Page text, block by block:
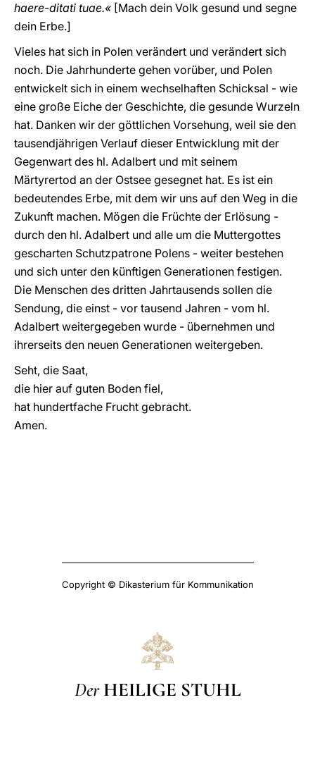
haere-ditati tuae.« [Mach dein Volk gesund und segne
dein Erbe.]
Vieles hat sich in Polen verändert und verändert sich
noch. Die Jahrhunderte gehen vorüber, und Polen
entwickelt sich in einem wechselhaften Schicksal - wie
eine große Eiche der Geschichte, die gesunde Wurzeln
hat. Danken wir der göttlichen Vorsehung, weil sie den
tausendjährigen Verlauf dieser Entwicklung mit der
Gegenwart des hl. Adalbert und mit seinem
Märtyrertod an der Ostsee gesegnet hat. Es ist ein
bedeutendes Erbe, mit dem wir uns auf den Weg in die
Zukunft machen. Mögen die Früchte der Erlösung -
durch den hl. Adalbert und alle um die Muttergottes
gescharten Schutzpatrone Polens - weiter bestehen
und sich unter den künftigen Generationen festigen.
Die Menschen des dritten Jahrtausends sollen die
Sendung, die einst - vor tausend Jahren - vom hl.
Adalbert weitergegeben wurde - übernehmen und
ihrerseits den neuen Generationen weitergeben.
Seht, die Saat,
die hier auf guten Boden fiel,
hat hundertfache Frucht gebracht.
Amen.
Copyright © Dikasterium für Kommunikation
Der HEILIGE STUHL